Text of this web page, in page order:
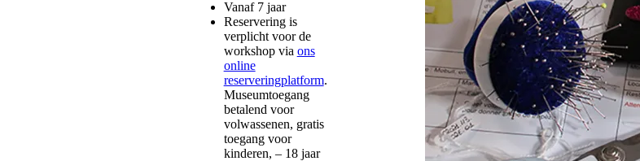
Vanaf 7 jaar
Reservering is
verplicht voor de
workshop via ons
online
reserveringplatform.
Museumtoegang
betalend voor
volwassenen, gratis
toegang voor
kinderen, – 18 jaar